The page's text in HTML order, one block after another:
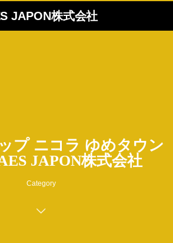
JAPON株式会社
プ ニコラ ゆめタウン
JAPON株式会社
Category